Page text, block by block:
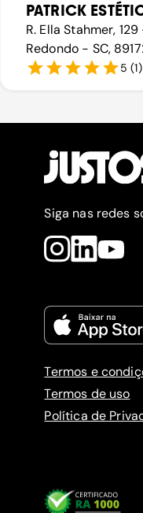
PATRICK
R. Ella Stahmer,
Redondo - SC,
5 (1)
Siga nas redes
Termos e
Termos de uso
Política de